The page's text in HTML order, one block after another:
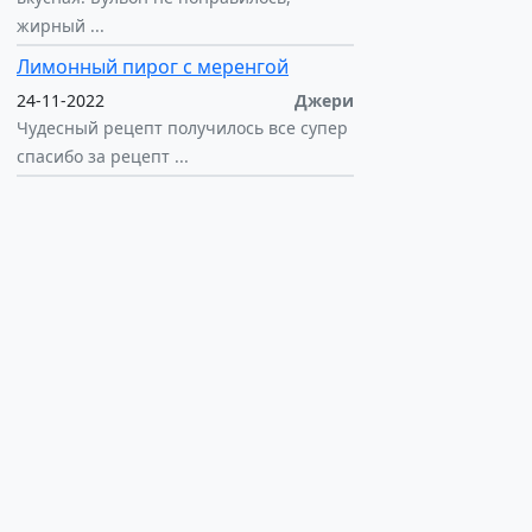
жирный ...
Лимонный пирог с меренгой
24-11-2022
Джери
Чудесный рецепт получилось все супер
спасибо за рецепт ...